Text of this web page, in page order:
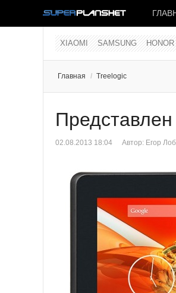
XIAOMI SAMSUNG HONOR
Главная / Treelogic
02.08.2013 18:04 Автор: Егор